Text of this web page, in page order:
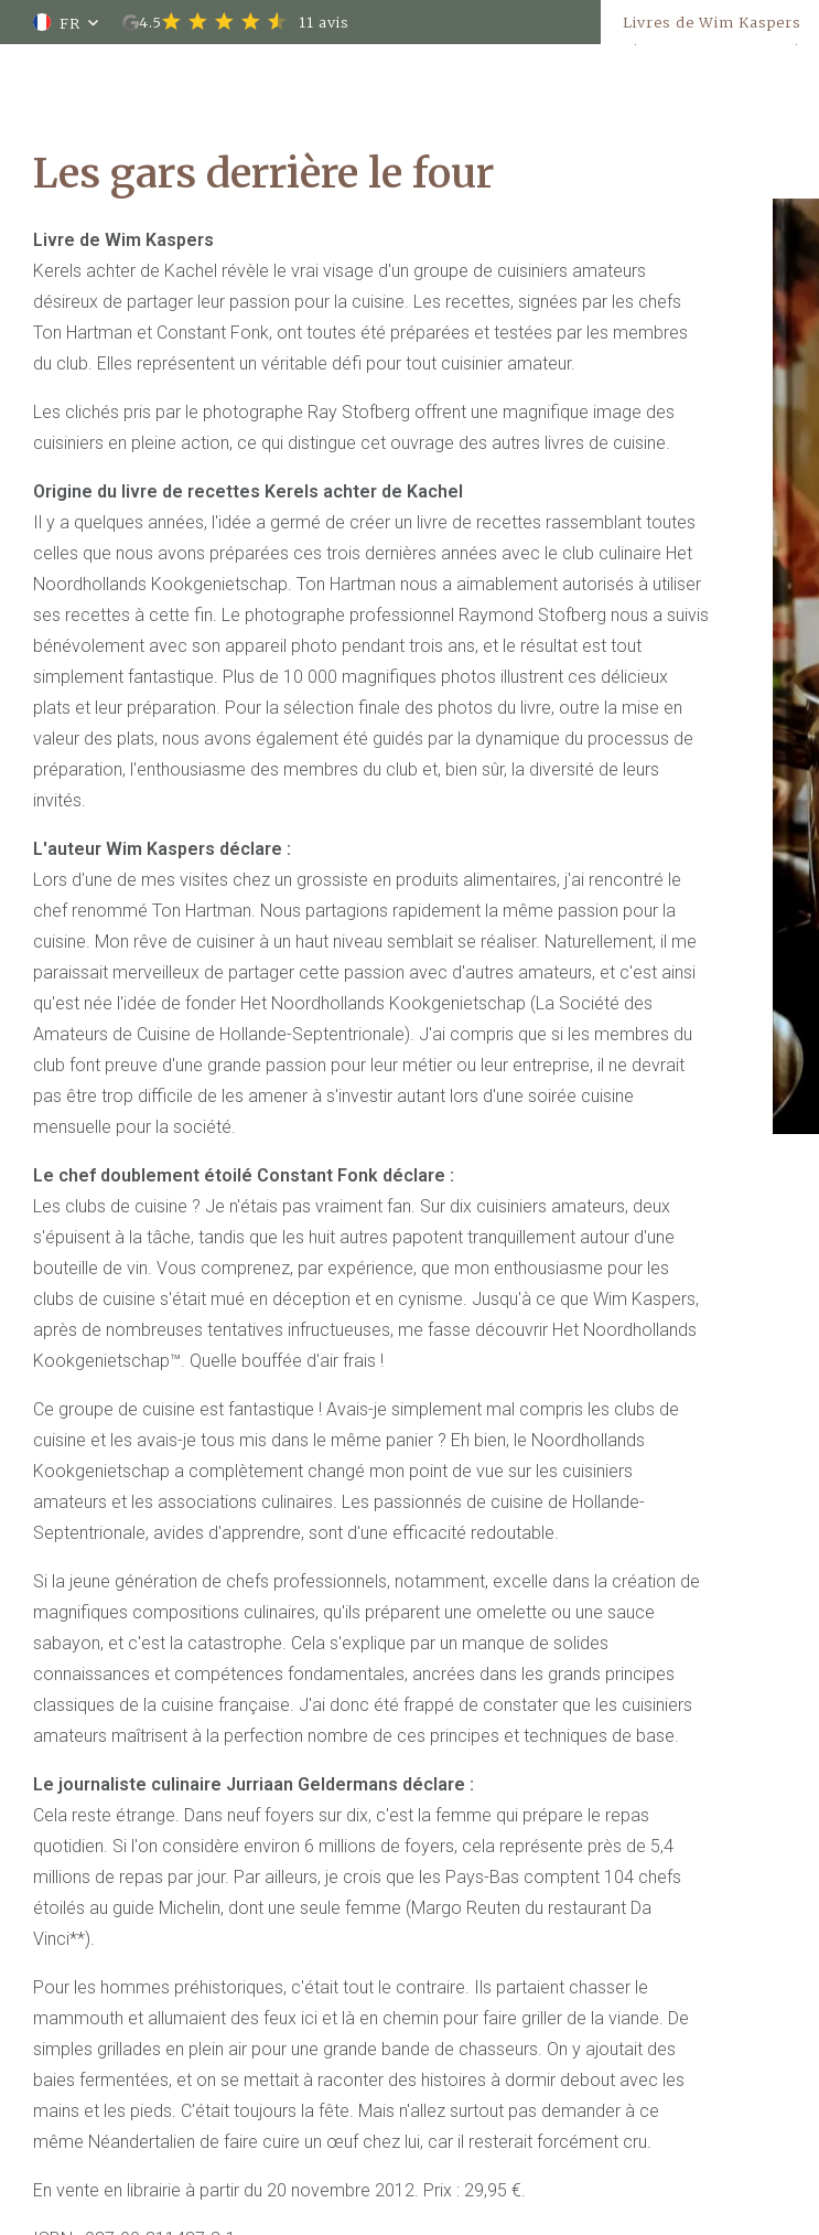
FR 4.5 11 avis Livres de Wim Kaspers
Installations
Livres de Wim Kaspers Les gars
Les gars derrière le four
Livre de Wim Kaspers
Kerels achter de Kachel révèle le vrai visage d'un groupe de cuisiniers amateurs
désireux de partager leur passion pour la cuisine. Les recettes, signées par les chefs
Ton Hartman et Constant Fonk, ont toutes été préparées et testées par les membres
du club. Elles représentent un véritable défi pour tout cuisinier amateur.
Les clichés pris par le photographe Ray Stofberg offrent une magnifique image des
cuisiniers en pleine action, ce qui distingue cet ouvrage des autres livres de cuisine.
Origine du livre de recettes Kerels achter de Kachel
Il y a quelques années, l'idée a germé de créer un livre de recettes rassemblant toutes
celles que nous avons préparées ces trois dernières années avec le club culinaire Het
Noordhollands Kookgenietschap. Ton Hartman nous a aimablement autorisés à utiliser
ses recettes à cette fin. Le photographe professionnel Raymond Stofberg nous a suivis
bénévolement avec son appareil photo pendant trois ans, et le résultat est tout
simplement fantastique. Plus de 10 000 magnifiques photos illustrent ces délicieux
plats et leur préparation. Pour la sélection finale des photos du livre, outre la mise en
valeur des plats, nous avons également été guidés par la dynamique du processus de
préparation, l'enthousiasme des membres du club et, bien sûr, la diversité de leurs
invités.
L'auteur Wim Kaspers déclare :
Lors d'une de mes visites chez un grossiste en produits alimentaires, j'ai rencontré le
chef renommé Ton Hartman. Nous partagions rapidement la même passion pour la
cuisine. Mon rêve de cuisiner à un haut niveau semblait se réaliser. Naturellement, il me
paraissait merveilleux de partager cette passion avec d'autres amateurs, et c'est ainsi
qu'est née l'idée de fonder Het Noordhollands Kookgenietschap (La Société des
Amateurs de Cuisine de Hollande-Septentrionale). J'ai compris que si les membres du
club font preuve d'une grande passion pour leur métier ou leur entreprise, il ne devrait
pas être trop difficile de les amener à s'investir autant lors d'une soirée cuisine
mensuelle pour la société.
Le chef doublement étoilé Constant Fonk déclare :
Les clubs de cuisine ? Je n'étais pas vraiment fan. Sur dix cuisiniers amateurs, deux
s'épuisent à la tâche, tandis que les huit autres papotent tranquillement autour d'une
bouteille de vin. Vous comprenez, par expérience, que mon enthousiasme pour les
clubs de cuisine s'était mué en déception et en cynisme. Jusqu'à ce que Wim Kaspers,
après de nombreuses tentatives infructueuses, me fasse découvrir Het Noordhollands
Kookgenietschap™. Quelle bouffée d'air frais !
Ce groupe de cuisine est fantastique ! Avais-je simplement mal compris les clubs de
cuisine et les avais-je tous mis dans le même panier ? Eh bien, le Noordhollands
Kookgenietschap a complètement changé mon point de vue sur les cuisiniers
amateurs et les associations culinaires. Les passionnés de cuisine de Hollande-
Septentrionale, avides d'apprendre, sont d'une efficacité redoutable.
Si la jeune génération de chefs professionnels, notamment, excelle dans la création de
magnifiques compositions culinaires, qu'ils préparent une omelette ou une sauce
sabayon, et c'est la catastrophe. Cela s'explique par un manque de solides
connaissances et compétences fondamentales, ancrées dans les grands principes
classiques de la cuisine française. J'ai donc été frappé de constater que les cuisiniers
amateurs maîtrisent à la perfection nombre de ces principes et techniques de base.
Le journaliste culinaire Jurriaan Geldermans déclare :
Cela reste étrange. Dans neuf foyers sur dix, c'est la femme qui prépare le repas
quotidien. Si l'on considère environ 6 millions de foyers, cela représente près de 5,4
millions de repas par jour. Par ailleurs, je crois que les Pays-Bas comptent 104 chefs
étoilés au guide Michelin, dont une seule femme (Margo Reuten du restaurant Da
Vinci**).
Pour les hommes préhistoriques, c'était tout le contraire. Ils partaient chasser le
mammouth et allumaient des feux ici et là en chemin pour faire griller de la viande. De
simples grillades en plein air pour une grande bande de chasseurs. On y ajoutait des
baies fermentées, et on se mettait à raconter des histoires à dormir debout avec les
mains et les pieds. C'était toujours la fête. Mais n'allez surtout pas demander à ce
même Néandertalien de faire cuire un œuf chez lui, car il resterait forcément cru.
En vente en librairie à partir du 20 novembre 2012. Prix : 29,95 €.